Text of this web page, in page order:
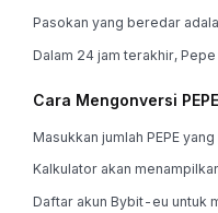
Pasokan yang beredar
Dalam 24 jam terakhir,
Cara Mengonversi
Masukkan jumlah PEPE
Kalkulator akan
Daftar akun Bybit-eu untuk